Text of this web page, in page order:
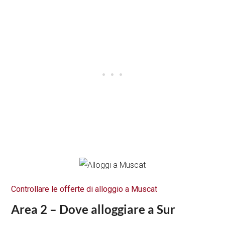
Controllare le offerte di alloggio a Muscat
Area 2 – Dove alloggiare a Sur